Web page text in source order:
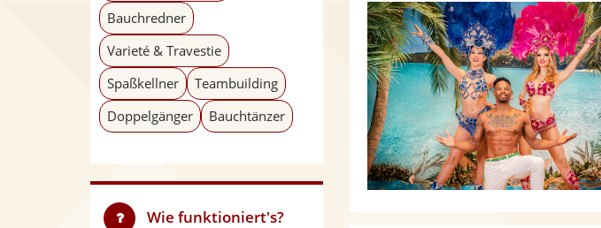
Bauchredner
Varieté & Travestie
Spaßkellner
Teambuilding
Doppelgänger
Bauchtänzer
Wie funktioniert's?